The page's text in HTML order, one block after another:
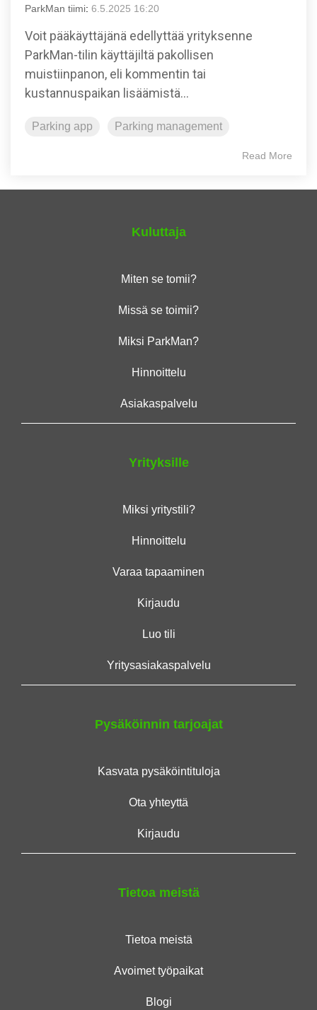
ParkMan tiimi: 6.5.2025 16:20
Voit pääkäyttäjänä edellyttää yrityksenne
ParkMan-tilin käyttäjiltä pakollisen
muistiinpanon, eli kommentin tai
kustannuspaikan lisäämistä...
Parking app Parking management
Read More
Kuluttaja
Miten se tomii?
Missä se toimii?
Miksi ParkMan?
Hinnoittelu
Asiakaspalvelu
Yrityksille
Miksi yritystili?
Hinnoittelu
Varaa tapaaminen
Kirjaudu
Luo tili
Yritysasiakaspalvelu
Pysäköinnin tarjoajat
Kasvata pysäköintituloja
Ota yhteyttä
Kirjaudu
Tietoa meistä
Tietoa meistä
Avoimet työpaikat
Blogi